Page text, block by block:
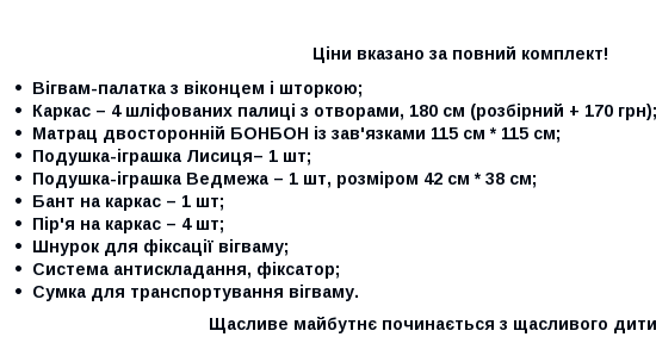
Ціни вказано за повний комплект!
Вігвам-палатка з віконцем і шторкою;
Каркас – 4 шліфованих палиці з отворами, 180 см (розбірний + 170 грн);
Матрац двосторонній БОНБОН із зав'язками 115 см * 115 см;
Подушка-іграшка Лисиця– 1 шт;
Подушка-іграшка Ведмежа – 1 шт, розміром 42 см * 38 см;
Бант на каркас – 1 шт;
Пір'я на каркас – 4 шт;
Шнурок для фіксації вігваму;
Система антискладання, фіксатор;
Сумка для транспортування вігваму.
Щасливе майбутнє починається з щасливого